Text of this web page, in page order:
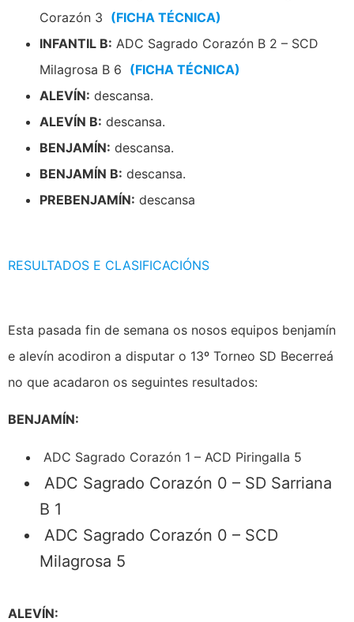
Corazón 3 (FICHA TÉCNICA)
INFANTIL B: ADC Sagrado Corazón B 2 – SCD
Milagrosa B 6 (FICHA TÉCNICA)
ALEVÍN: descansa.
ALEVÍN B: descansa.
BENJAMÍN: descansa.
BENJAMÍN B: descansa.
PREBENJAMÍN: descansa
RESULTADOS E CLASIFICACIÓNS
Esta pasada fin de semana os nosos equipos benjamín
e alevín acodiron a disputar o 13º Torneo SD Becerreá
no que acadaron os seguintes resultados:
BENJAMÍN:
ADC Sagrado Corazón 1 – ACD Piringalla 5
ADC Sagrado Corazón 0 – SD Sarriana
B 1
ADC Sagrado Corazón 0 – SCD
Milagrosa 5
ALEVÍN: